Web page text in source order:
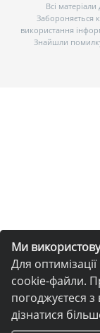
Ми
Для
cookie-файли.
погоджуєтеся
дізнатися
Всі
Забороняється
використання
Знайшли помилку